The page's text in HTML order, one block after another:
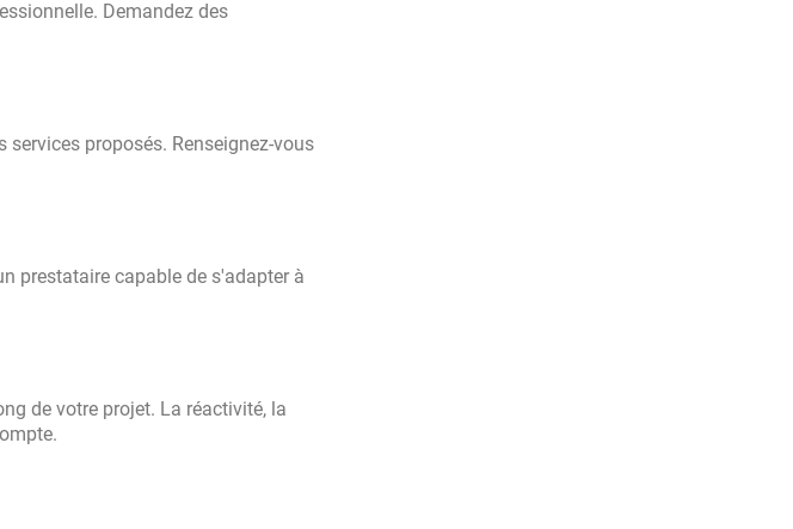
Demandez des
proposés. Renseignez-vous
prestataire capable de s'adapter à
de votre projet. La réactivité, la